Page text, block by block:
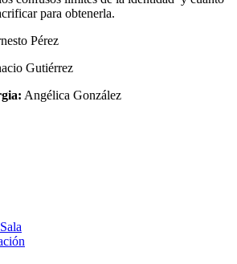
para obtenerla.
Pérez
Gutiérrez
Angélica González